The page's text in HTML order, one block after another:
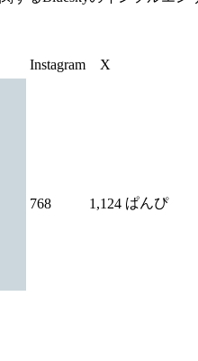
Instagram X
768 1,124 ぱんぴ